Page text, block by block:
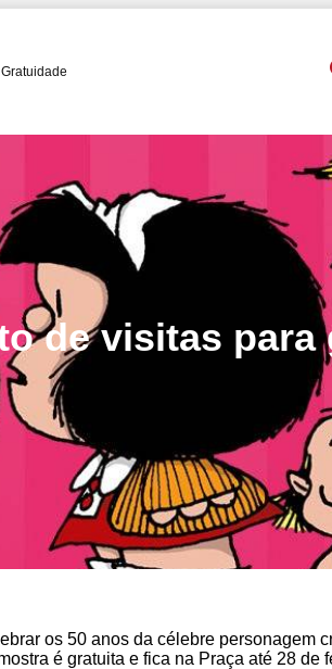
Gratuidade
de visitas para
os 50 anos da célebre personagem
é gratuita e fica na Praça até 28 de